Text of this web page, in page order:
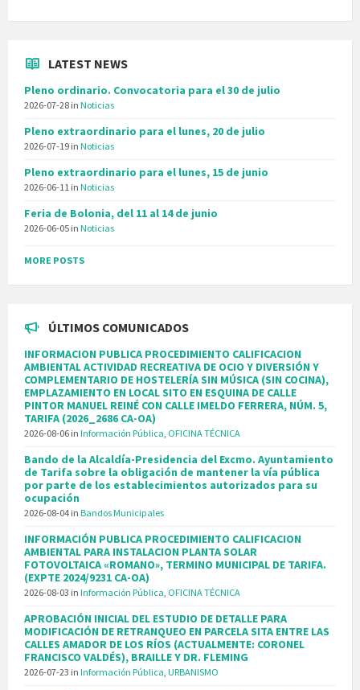
LATEST NEWS
Pleno ordinario. Convocatoria para el 30 de julio
2026-07-28 in Noticias
Pleno extraordinario para el lunes, 20 de julio
2026-07-19 in Noticias
Pleno extraordinario para el lunes, 15 de junio
2026-06-11 in Noticias
Feria de Bolonia, del 11 al 14 de junio
2026-06-05 in Noticias
MORE POSTS
ÚLTIMOS COMUNICADOS
INFORMACION PUBLICA PROCEDIMIENTO CALIFICACION
AMBIENTAL ACTIVIDAD RECREATIVA DE OCIO Y DIVERSIÓN Y
COMPLEMENTARIO DE HOSTELERÍA SIN MÚSICA (SIN COCINA),
EMPLAZAMIENTO EN LOCAL SITO EN ESQUINA DE CALLE
PINTOR MANUEL REINÉ CON CALLE IMELDO FERRERA, NÚM. 5,
TARIFA (2026_2686 CA-OA)
2026-08-06 in Información Pública, OFICINA TÉCNICA
Bando de la Alcaldía-Presidencia del Excmo. Ayuntamiento
de Tarifa sobre la obligación de mantener la vía pública
por parte de los establecimientos autorizados para su
ocupación
2026-08-04 in Bandos Municipales
INFORMACIÓN PUBLICA PROCEDIMIENTO CALIFICACION
AMBIENTAL PARA INSTALACION PLANTA SOLAR
FOTOVOLTAICA «ROMANO», TERMINO MUNICIPAL DE TARIFA.
(EXPTE 2024/9231 CA-OA)
2026-08-03 in Información Pública, OFICINA TÉCNICA
APROBACIÓN INICIAL DEL ESTUDIO DE DETALLE PARA
MODIFICACIÓN DE RETRANQUEO EN PARCELA SITA ENTRE LAS
CALLES AMADOR DE LOS RÍOS (ACTUALMENTE: CORONEL
FRANCISCO VALDÉS), BRAILLE Y DR. FLEMING
2026-07-23 in Información Pública, URBANISMO